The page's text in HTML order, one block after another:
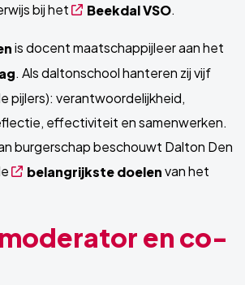
bij het
Beekdal VSO.
is docent maatschappijleer aan het
. Als daltonschool hanteren zij vijf
pijlers): verantwoordelijkheid,
effectiviteit en samenwerken.
burgerschap beschouwt Dalton Den
belangrijkste doelenvan het
en co-